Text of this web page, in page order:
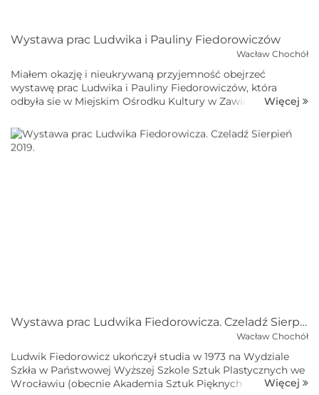
Wystawa prac Ludwika i Pauliny Fiedorowiczów
Wacław Chochół
Miałem okazję i nieukrywaną przyjemność obejrzeć
wystawę prac Ludwika i Pauliny Fiedorowiczów, która
odbyła sie w Miejskim Ośrodku Kultury w Zawierciu.
były tłem dla prac Ludwik...
Więcej
Wystawa prac Ludwika Fiedorowicza. Czeladź Sierpień 2019.
Wacław Chochół
Ludwik Fiedorowicz ukończył studia w 1973 na Wydziale
Szkła w Państwowej Wyższej Szkole Sztuk Plastycznych we
Wrocławiu (obecnie Akademia Sztuk Pięknych im.
Więcej